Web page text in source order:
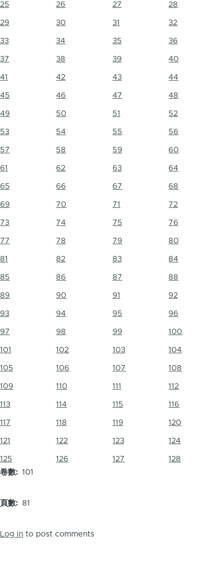
25 26 27 28
29 30 31 32
33 34 35 36
37 38 39 40
41 42 43 44
45 46 47 48
49 50 51 52
53 54 55 56
57 58 59 60
61 62 63 64
65 66 67 68
69 70 71 72
73 74 75 76
77 78 79 80
81 82 83 84
85 86 87 88
89 90 91 92
93 94 95 96
97 98 99 100
101 102 103 104
105 106 107 108
109 110 111 112
113 114 115 116
117 118 119 120
121 122 123 124
125 126 127
128
卷數
101
頁數 81
Log in to post comments